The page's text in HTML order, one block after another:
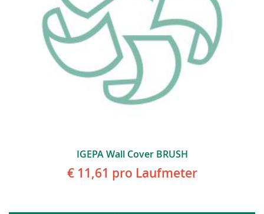
IGEPA Wall Cover BRUSH
€ 11,61 pro Laufmeter